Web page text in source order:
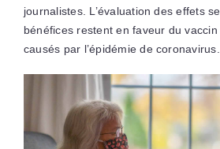
journalistes. L’évaluation des effets
bénéfices restent en faveur du
causés par l’épidémie de coronavirus.